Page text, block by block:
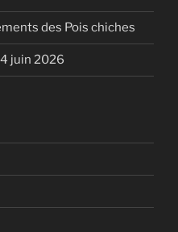
des Pois chiches
juin 2026